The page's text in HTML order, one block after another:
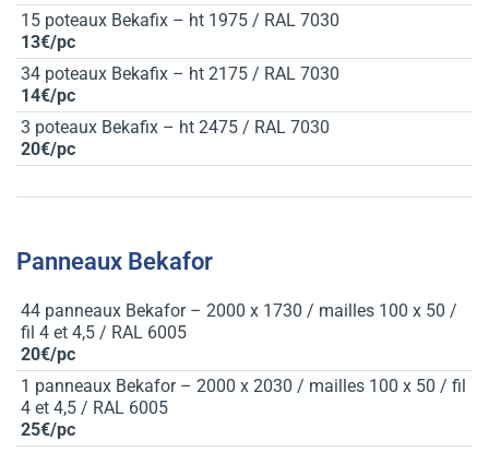
15 poteaux Bekafix – ht 1975 / RAL 7030
13€/pc
34 poteaux Bekafix – ht 2175 / RAL 7030
14€/pc
3 poteaux Bekafix – ht 2475 / RAL 7030
20€/pc
Panneaux Bekafor
44 panneaux Bekafor – 2000 x 1730 / mailles 100 x 50 /
fil 4 et 4,5 / RAL 6005
20€/pc
1 panneaux Bekafor – 2000 x 2030 / mailles 100 x 50 / fil
4 et 4,5 / RAL 6005
25€/pc